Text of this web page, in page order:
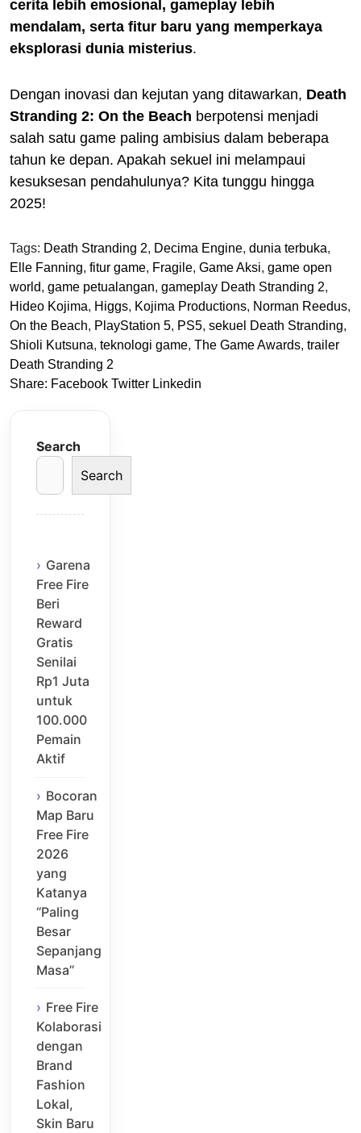
cerita lebih emosional, gameplay lebih
mendalam, serta fitur baru yang memperkaya
eksplorasi dunia misterius.
Dengan inovasi dan kejutan yang ditawarkan, Death
Stranding 2: On the Beach berpotensi menjadi
salah satu game paling ambisius dalam beberapa
tahun ke depan. Apakah sekuel ini melampaui
kesuksesan pendahulunya? Kita tunggu hingga
2025!
Tags: Death Stranding 2, Decima Engine, dunia terbuka,
Elle Fanning, fitur game, Fragile, Game Aksi, game open
world, game petualangan, gameplay Death Stranding 2,
Hideo Kojima, Higgs, Kojima Productions, Norman Reedus,
On the Beach, PlayStation 5, PS5, sekuel Death Stranding,
Shioli Kutsuna, teknologi game, The Game Awards, trailer
Death Stranding 2
Share: Facebook Twitter Linkedin
Search
Search
Garena
Free Fire
Beri
Reward
Gratis
Senilai
Rp1 Juta
untuk
100.000
Pemain
Aktif
Bocoran
Map Baru
Free Fire
2026
yang
Katanya
“Paling
Besar
Sepanjang
Masa”
Free Fire
Kolaborasi
dengan
Brand
Fashion
Lokal,
Skin Baru